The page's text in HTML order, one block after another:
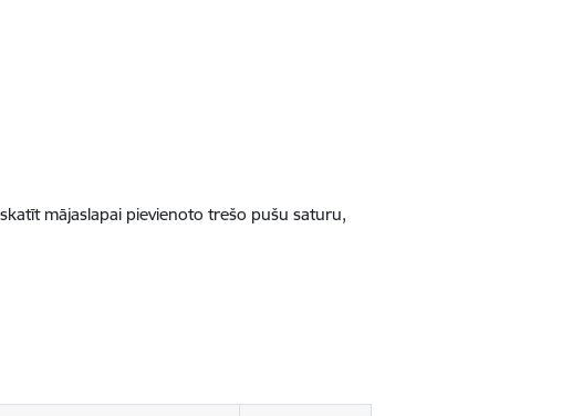
mājaslapai pievienoto trešo pušu saturu,